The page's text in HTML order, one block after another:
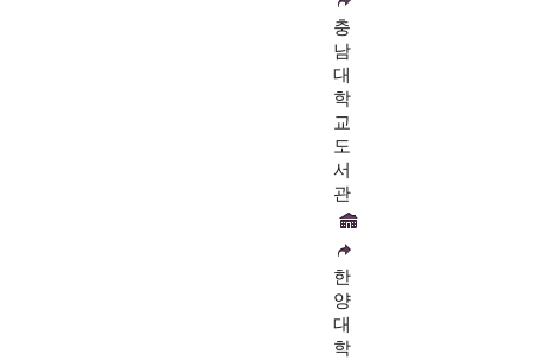
충
남
대
학
교
도
서
관
한
양
대
학